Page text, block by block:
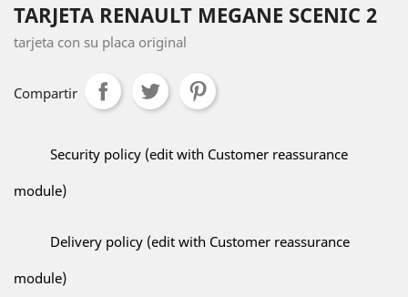
TARJETA RENAULT MEGANE SCENIC 2
tarjeta con su placa original
Compartir
Security policy (edit with Customer reassurance
module)
Delivery policy (edit with Customer reassurance
module)